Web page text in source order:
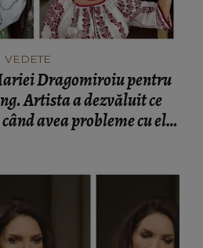
VEDETE
Dragomiroiu pentru
Artista a dezvăluit ce
avea probleme cu el: